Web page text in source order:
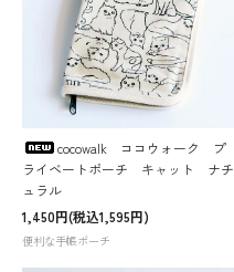
cocowalk ココウォーク プ
ライベートポーチ キャット ナチ
ュラル
1,450円(税込1,595円)
便利な手帳ポーチ